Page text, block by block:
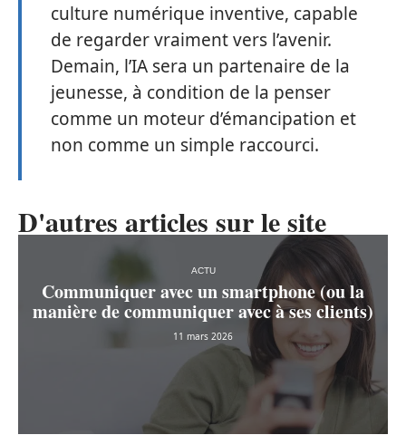
culture numérique inventive, capable
de regarder vraiment vers l’avenir.
Demain, l’IA sera un partenaire de la
jeunesse, à condition de la penser
comme un moteur d’émancipation et
non comme un simple raccourci.
D'autres articles sur le site
ACTU
Communiquer avec un smartphone (ou la
manière de communiquer avec à ses clients)
11 mars 2026